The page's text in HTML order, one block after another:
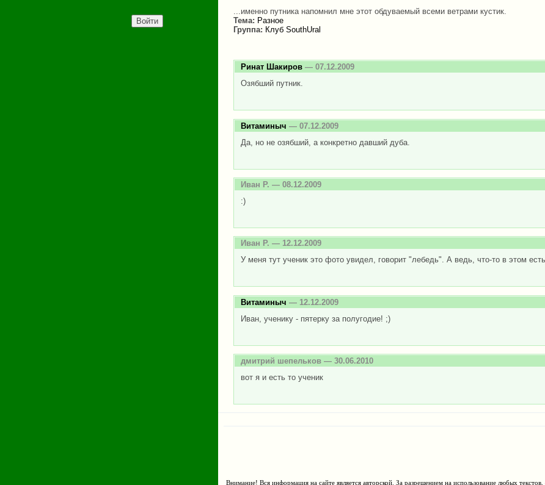
...именно путника напомнил мне этот обдуваемый всеми ветрами кустик.
Тема: Разное
Группа: Клуб SouthUral
Ринат Шакиров — 07.12.2009
Озябший путник.
Витаминыч — 07.12.2009
Да, но не озябший, а конкретно давший дуба.
Иван Р. — 08.12.2009
:)
Иван Р. — 12.12.2009
У меня тут ученик это фото увидел, говорит "лебедь". А ведь, что-то в этом
Витаминыч — 12.12.2009
Иван, ученику - пятерку за полугодие! ;)
дмитрий шепельков — 30.06.2010
вот я и есть то ученик
Внимание! Вся информация на сайте является авторской. За разрешением на использование любых